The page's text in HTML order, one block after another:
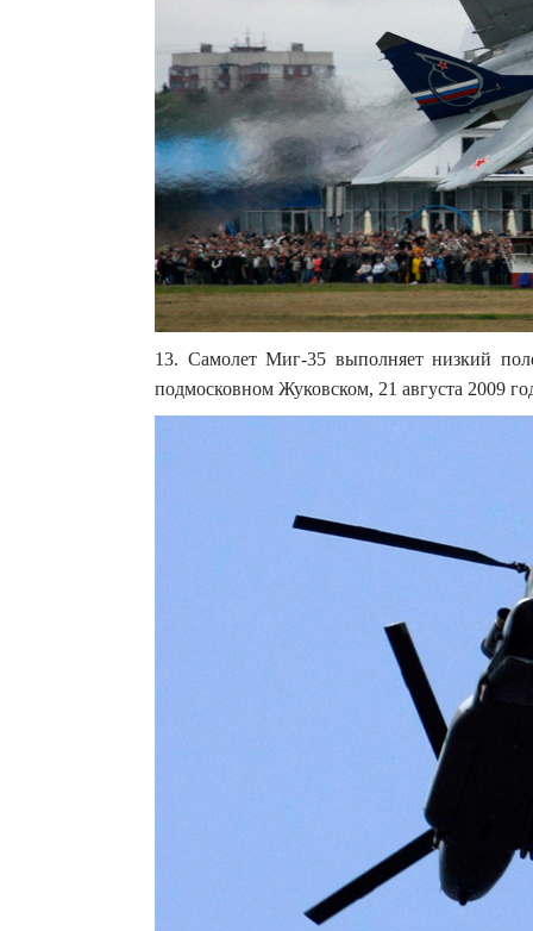
13. Самолет Миг-35 выполняет низкий
подмосковном Жуковском, 21 августа 2009